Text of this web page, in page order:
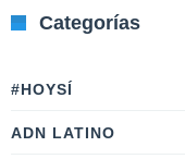
Categorías
#HOYSÍ
ADN LATINO